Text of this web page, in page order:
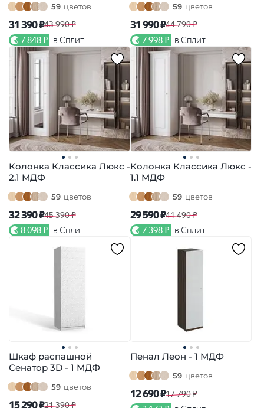
59 цветов
31 390 ₽43 990 ₽
7 848 ₽ в Сплит
59 цветов
31 990 ₽44 790 ₽
7 998 ₽ в Сплит
Колонка Классика Люкс -
2.1 МДФ
59 цветов
32 390 ₽45 390 ₽
8 098 ₽ в Сплит
Колонка Классика Люкс -
1.1 МДФ
59 цветов
29 590 ₽41 490 ₽
7 398 ₽ в Сплит
Шкаф распашной
Сенатор 3D - 1 МДФ
59 цветов
15 290 ₽21 390 ₽
Пенал Леон - 1 МДФ
59 цветов
12 690 ₽17 790 ₽